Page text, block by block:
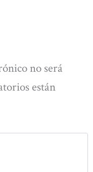
no será
están